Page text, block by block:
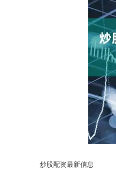
炒股配资最新信息